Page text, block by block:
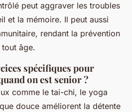
peut aggraver les troubles
et la mémoire. Il peut aussi
rendant la prévention
tout âge.
spécifiques pour
on est senior ?
comme le tai-chi, le yoga
douce améliorent la détente